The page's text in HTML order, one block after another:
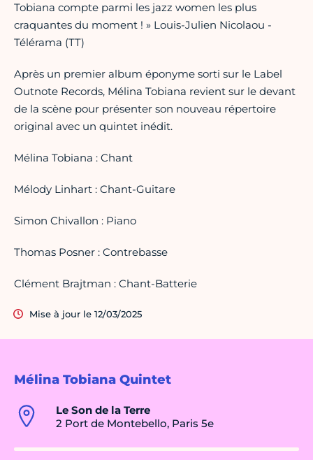
Mélina Tobiana Quintet
Le Son de la Terre
2 Port de Montebello, Paris 5e
Tobiana compte parmi les jazz women les plus
craquantes du moment ! » Louis-Julien Nicolaou -
Télérama (TT)
Après un premier album éponyme sorti sur le Label
Outnote Records, Mélina Tobiana revient sur le devant
de la scène pour présenter son nouveau répertoire
original avec un quintet inédit.
Mélina Tobiana : Chant
Mélody Linhart : Chant-Guitare
Simon Chivallon : Piano
Thomas Posner : Contrebasse
Clément Brajtman : Chant-Batterie
Mise à jour le 12/03/2025